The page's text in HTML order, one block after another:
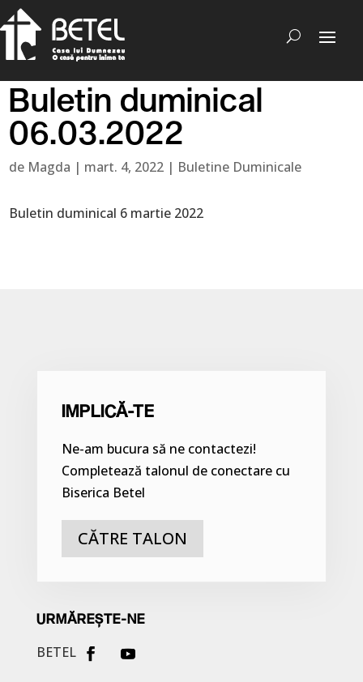
Buletin duminical
06.03.2022
de Magda | mart. 4, 2022 | Buletine Duminicale
Buletin duminical 6 martie 2022
IMPLICĂ-TE
Ne-am bucura să ne contactezi!
Completează talonul de conectare cu
Biserica Betel
CĂTRE TALON
URMĂREȘTE-NE
BETEL